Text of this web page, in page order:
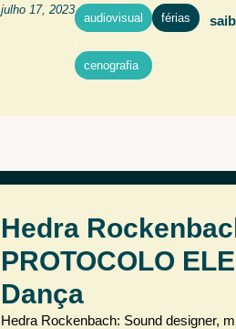
julho 17, 2023
audiovisual
,
cenografia
férias
Hedra
PROTOCOLO
Dança
Hedra Rockenbach: Sound designer,